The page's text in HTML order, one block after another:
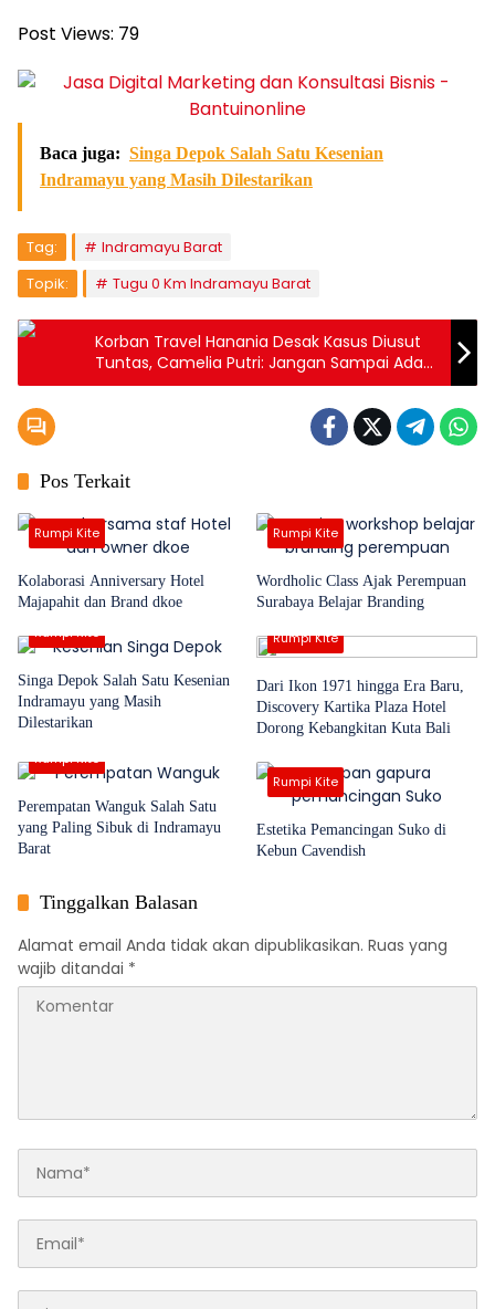
Post Views: 79
Baca juga: Singa Depok Salah Satu Kesenian
Indramayu yang Masih Dilestarikan
Tag:
Indramayu Barat
Topik:
Tugu 0 Km Indramayu Barat
Korban Travel Hanania Desak Kasus Diusut
Tuntas, Camelia Putri: Jangan Sampai Ada
Korban Baru
Pos Terkait
Rumpi Kite
Kolaborasi Anniversary Hotel
Majapahit dan Brand dkoe
Rumpi Kite
Wordholic Class Ajak Perempuan
Surabaya Belajar Branding
Rumpi Kite
Singa Depok Salah Satu Kesenian
Indramayu yang Masih
Dilestarikan
Rumpi Kite
Dari Ikon 1971 hingga Era Baru,
Discovery Kartika Plaza Hotel
Dorong Kebangkitan Kuta Bali
Rumpi Kite
Perempatan Wanguk Salah Satu
yang Paling Sibuk di Indramayu
Barat
Rumpi Kite
Estetika Pemancingan Suko di
Kebun Cavendish
Tinggalkan Balasan
Alamat email Anda tidak akan dipublikasikan. Ruas yang
wajib ditandai *